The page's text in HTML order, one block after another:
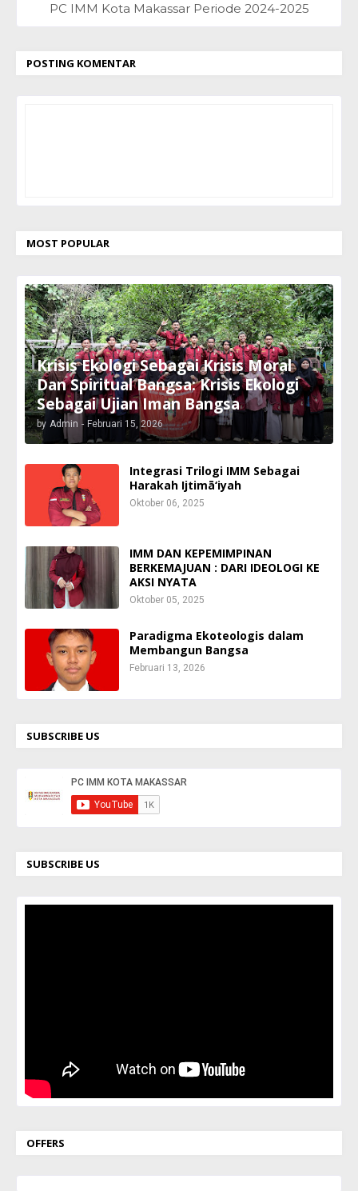
PC IMM Kota Makassar Periode 2024-2025
POSTING KOMENTAR
MOST POPULAR
Krisis Ekologi Sebagai Krisis Moral
Dan Spiritual Bangsa: Krisis Ekologi
Sebagai Ujian Iman Bangsa
by Admin - Februari 15, 2026
Integrasi Trilogi IMM Sebagai
Harakah Ijtimā‘iyah
Oktober 06, 2025
IMM DAN KEPEMIMPINAN
BERKEMAJUAN : DARI IDEOLOGI KE
AKSI NYATA
Oktober 05, 2025
Paradigma Ekoteologis dalam
Membangun Bangsa
Februari 13, 2026
SUBSCRIBE US
SUBSCRIBE US
OFFERS